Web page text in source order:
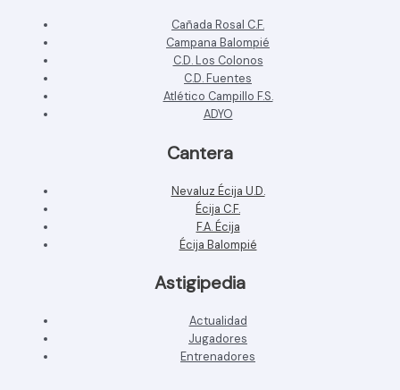
Cañada Rosal C.F.
Campana Balompié
C.D. Los Colonos
C.D. Fuentes
Atlético Campillo F.S.
ADYO
Cantera
Nevaluz Écija U.D.
Écija C.F.
F.A. Écija
Écija Balompié
Astigipedia
Actualidad
Jugadores
Entrenadores